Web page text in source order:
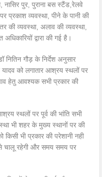
नासिर पुर, पुराना बस स्टैंड,रेलवे
प्रकाश व्यवस्था, पीने के पानी की
की व्यवस्था, अलाव की व्यवस्था,
द्वारा की गई है।
नितिन गौड़ के निर्देश अनुसार
को लगातार आश्रय स्थलों पर
हेतु आवश्यक सभी प्रकार की
स्थलों पर पूर्व की भांति सभी
भी शहर के मुख्य स्थानों पर की
किसी भी प्रकार की परेशानी नही
चालू रहेगी और समय समय पर